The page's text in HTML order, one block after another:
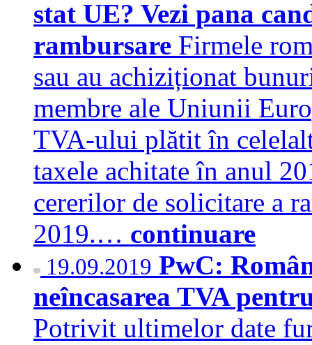
stat UE? Vezi pana
rambursare Firmele
sau au achiziționat
membre ale Uniunii
TVA-ului plătit în
taxele achitate în anul
cererilor de solicitare a
2019.… continuare
19.09.2019 PwC:
neîncasarea TVA
Potrivit ultimelor date